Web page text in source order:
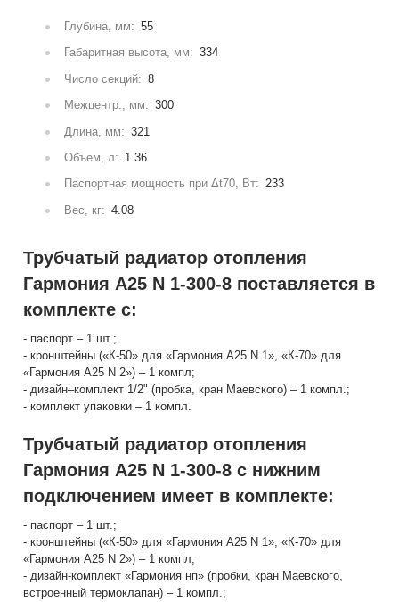
Глубина, мм: 55
Габаритная высота, мм: 334
Число секций: 8
Межцентр., мм: 300
Длина, мм: 321
Объем, л: 1.36
Паспортная мощность при Δt70, Вт: 233
Вес, кг: 4.08
Трубчатый радиатор отопления
Гармония А25 N 1-300-8 поставляется в
комплекте с:
- паспорт – 1 шт.;
- кронштейны («К-50» для «Гармония А25 N 1», «К-70» для
«Гармония А25 N 2») – 1 компл;
- дизайн–комплект 1/2" (пробка, кран Маевского) – 1 компл.;
- комплект упаковки – 1 компл.
Трубчатый радиатор отопления
Гармония А25 N 1-300-8 с нижним
подключением имеет в комплекте:
- паспорт – 1 шт.;
- кронштейны («К-50» для «Гармония А25 N 1», «К-70» для
«Гармония А25 N 2») – 1 компл;
- дизайн-комплект «Гармония нп» (пробки, кран Маевского,
встроенный термоклапан) – 1 компл.;